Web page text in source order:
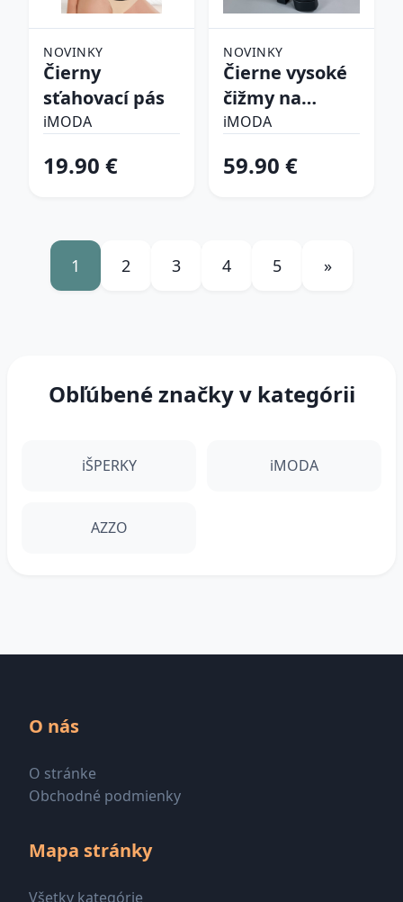
NOVINKY
Čierny
sťahovací pás
iMODA
19.90 €
NOVINKY
Čierne vysoké
čižmy na
platforme
iMODA
59.90 €
1 2 3 4 5 »
Obľúbené značky v kategórii
iŠPERKY iMODA
AZZO
O nás
O stránke
Obchodné podmienky
Mapa stránky
Všetky kategórie